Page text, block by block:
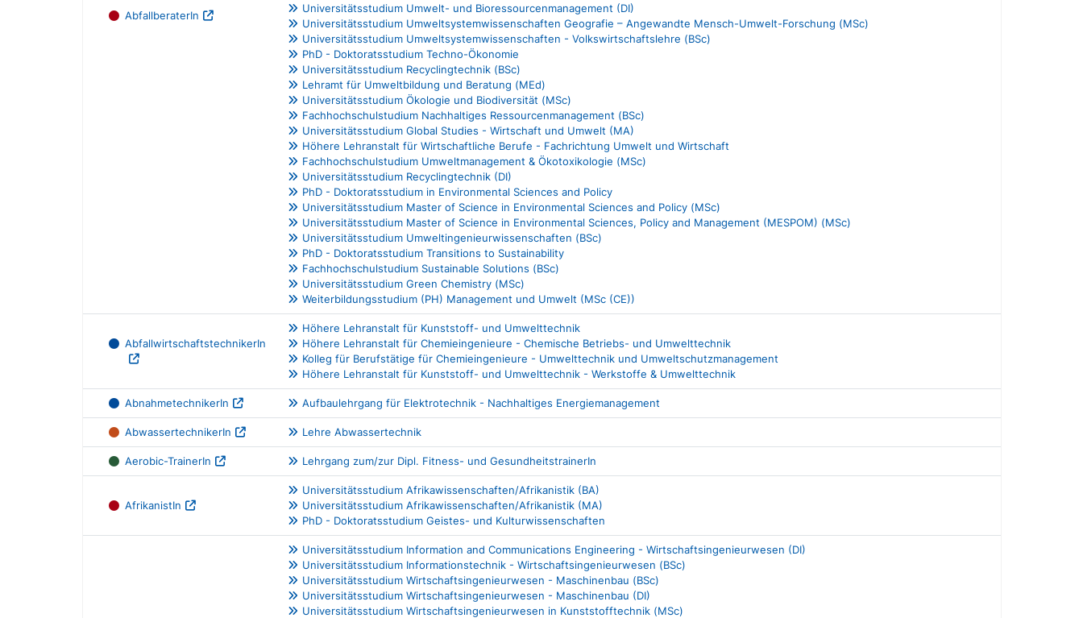
AbfallberaterIn
Universitätsstudium Umwelt- und Bioressourcenmanagement (DI)
Universitätsstudium Umweltsystemwissenschaften Geografie – Angewandte Mensch-Umwelt-Forschung (MSc)
Universitätsstudium Umweltsystemwissenschaften - Volkswirtschaftslehre (BSc)
PhD - Doktoratsstudium Techno-Ökonomie
Universitätsstudium Recyclingtechnik (BSc)
Lehramt für Umweltbildung und Beratung (MEd)
Universitätsstudium Ökologie und Biodiversität (MSc)
Fachhochschulstudium Nachhaltiges Ressourcenmanagement (BSc)
Universitätsstudium Global Studies - Wirtschaft und Umwelt (MA)
Höhere Lehranstalt für Wirtschaftliche Berufe - Fachrichtung Umwelt und Wirtschaft
Fachhochschulstudium Umweltmanagement & Ökotoxikologie (MSc)
Universitätsstudium Recyclingtechnik (DI)
PhD - Doktoratsstudium in Environmental Sciences and Policy
Universitätsstudium Master of Science in Environmental Sciences and Policy (MSc)
Universitätsstudium Master of Science in Environmental Sciences, Policy and Management (MESPOM) (MSc)
Universitätsstudium Umweltingenieurwissenschaften (BSc)
PhD - Doktoratsstudium Transitions to Sustainability
Fachhochschulstudium Sustainable Solutions (BSc)
Universitätsstudium Green Chemistry (MSc)
Weiterbildungsstudium (PH) Management und Umwelt (MSc (CE))
AbfallwirtschaftstechnikerIn
Höhere Lehranstalt für Kunststoff- und Umwelttechnik
Höhere Lehranstalt für Chemieingenieure - Chemische Betriebs- und Umwelttechnik
Kolleg für Berufstätige für Chemieingenieure - Umwelttechnik und Umweltschutzmanagement
Höhere Lehranstalt für Kunststoff- und Umwelttechnik - Werkstoffe & Umwelttechnik
AbnahmetechnikerIn Aufbaulehrgang für Elektrotechnik - Nachhaltiges Energiemanagement
AbwassertechnikerIn Lehre Abwassertechnik
Aerobic-TrainerIn Lehrgang zum/zur Dipl. Fitness- und GesundheitstrainerIn
AfrikanistIn
Universitätsstudium Afrikawissenschaften/Afrikanistik (BA)
Universitätsstudium Afrikawissenschaften/Afrikanistik (MA)
PhD - Doktoratsstudium Geistes- und Kulturwissenschaften
Universitätsstudium Information and Communications Engineering - Wirtschaftsingenieurwesen (DI)
Universitätsstudium Informationstechnik - Wirtschaftsingenieurwesen (BSc)
Universitätsstudium Wirtschaftsingenieurwesen - Maschinenbau (BSc)
Universitätsstudium Wirtschaftsingenieurwesen - Maschinenbau (DI)
Universitätsstudium Wirtschaftsingenieurwesen in Kunststofftechnik (MSc)